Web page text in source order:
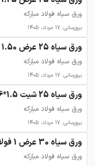
ورق سیاه فولاد مبارکه
بروزرسانی: 17 مرداد، 1405
ورق سیاه 25 عرض 1.50 فولاد مبارکه
ورق سیاه فولاد مبارکه
بروزرسانی: 17 مرداد، 1405
ورق سیاه 25 شیت 1.5*6 فولاد مبارکه
ورق سیاه فولاد مبارکه
بروزرسانی: 17 مرداد، 1405
ورق سیاه 30 عرض 1 فولاد مبارکه
ورق سیاه فولاد مبارکه